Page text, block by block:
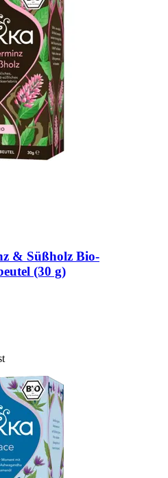
& Süßholz Bio-​
(30 g)